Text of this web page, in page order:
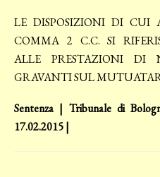
LE DISPOSIZIONI DI CUI
COMMA 2 C.C. SI
ALLE PRESTAZIONI DI
GRAVANTI SUL
Sentenza | Tribunale di
17.02.2015 |